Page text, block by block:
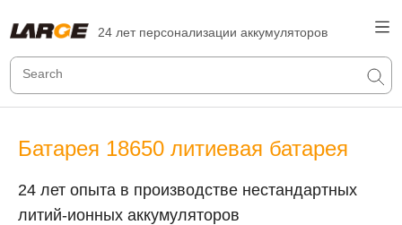
24 лет персонализации аккумуляторов
Батарея 18650 литиевая батарея
24 лет опыта в производстве нестандартных
литий-ионных аккумуляторов